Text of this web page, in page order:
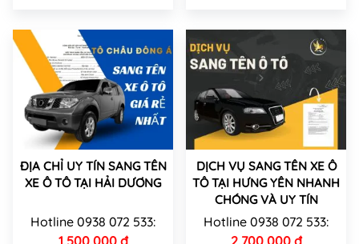
ĐỊA CHỈ UY TÍN SANG TÊN
XE Ô TÔ TẠI HẢI DƯƠNG
Hotline 0938 072 533:
1,500,000 đ
DỊCH VỤ SANG TÊN XE Ô
TÔ TẠI HƯNG YÊN NHANH
CHÓNG VÀ UY TÍN
Hotline 0938 072 533:
2,700,000 đ